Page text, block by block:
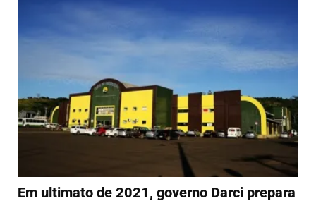
Em ultimato de 2021, governo Darci prepara